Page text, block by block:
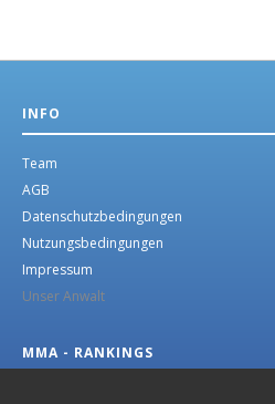
INFO
Team
AGB
Datenschutzbedingungen
Nutzungsbedingungen
Impressum
Unser Anwalt
MMA - RANKINGS